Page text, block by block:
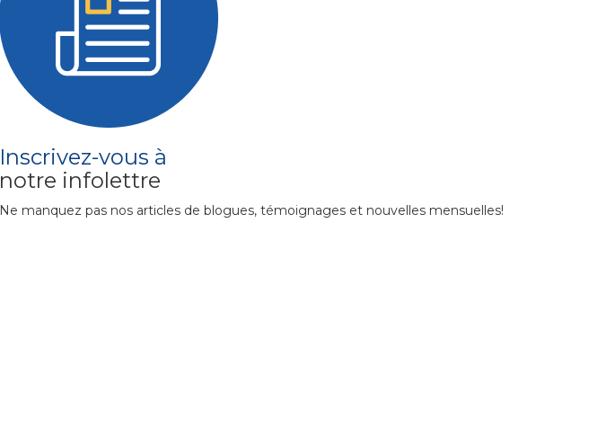
Inscrivez-vous à
notre infolettre
Ne manquez pas nos articles de blogues, témoignages et nouvelles mensuelles!